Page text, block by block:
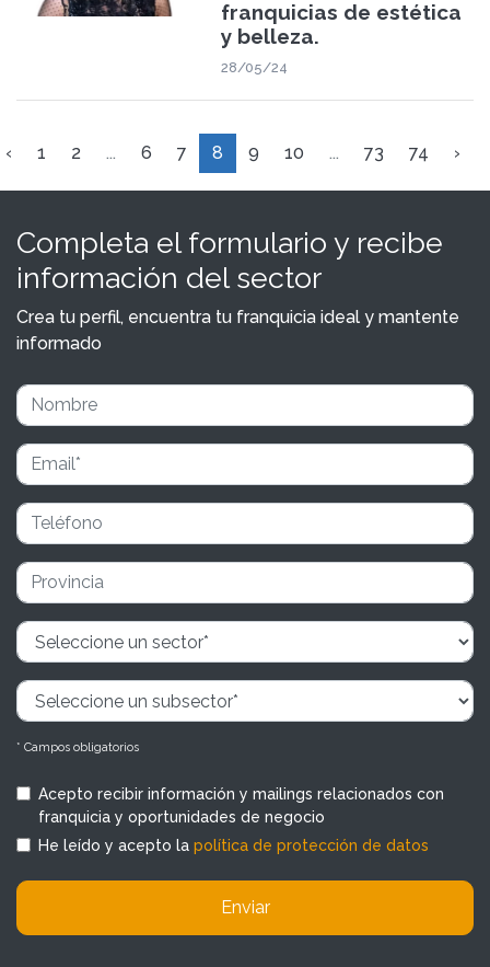
franquicias de estética
y belleza.
28/05/24
‹ 1 2 ... 6 7 8 9 10 ... 73 74 ›
Completa el formulario y recibe
información del sector
Crea tu perfil, encuentra tu franquicia ideal y mantente
informado
* Campos obligatorios
Acepto recibir información y mailings relacionados con
franquicia y oportunidades de negocio
He leído y acepto la política de protección de datos
Enviar